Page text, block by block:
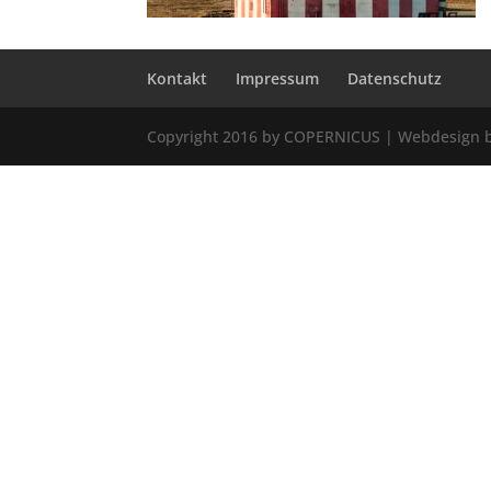
Kontakt Impressum Datenschutz
Copyright 2016 by COPERNICUS | Webdesign